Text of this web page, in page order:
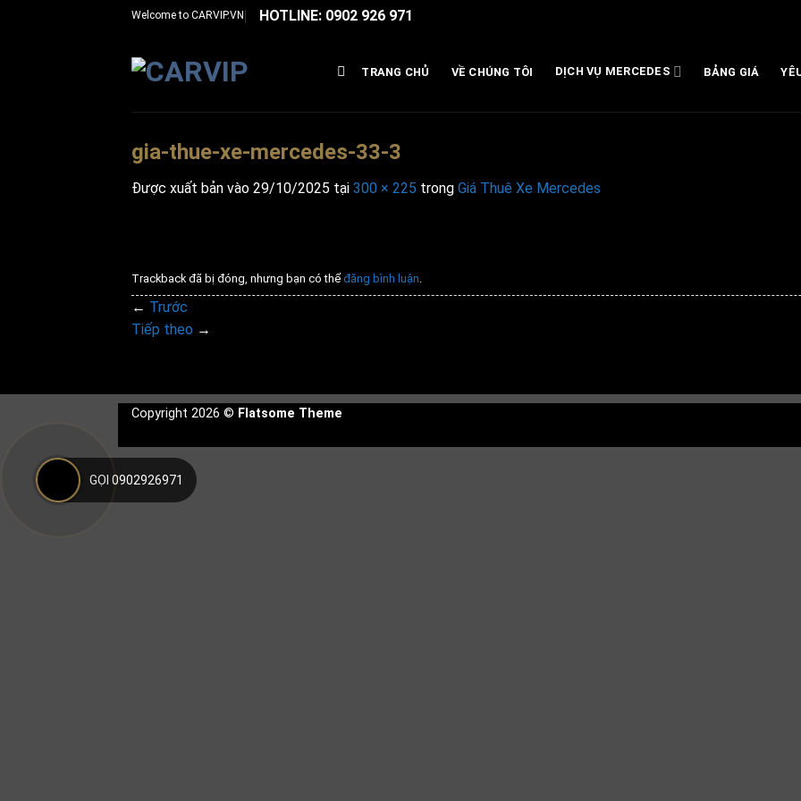
Welcome to CARVIP.VN HOTLINE: 0902 926 971
TRANG CHỦ VỀ CHÚNG TÔI DỊCH VỤ MERCEDES BẢNG GIÁ
gia-thue-xe-mercedes-33-3
Được xuất bản vào 29/10/2025 tại 300 × 225 trong Giá Thuê Xe Mercedes
Trackback đã bị đóng, nhưng bạn có thể đăng bình luận.
← Trước
Tiếp theo →
Copyright 2026 © Flatsome Theme
GỌI 0902926971